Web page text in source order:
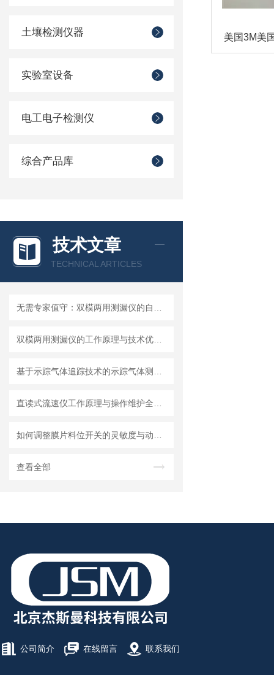
土壤检测仪器
实验室设备
电工电子检测仪
综合产品库
技术文章
TECHNICAL ARTICLES
查看全部
公司简介 在线留言 联系我们